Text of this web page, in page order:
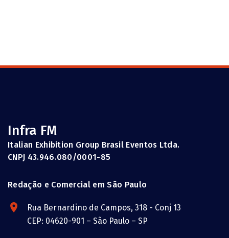
Infra FM
Italian Exhibition Group Brasil Eventos Ltda.
CNPJ 43.946.080/0001-85
Redação e Comercial em São Paulo
Rua Bernardino de Campos, 318 - Conj 13
CEP: 04620-901 – São Paulo – SP